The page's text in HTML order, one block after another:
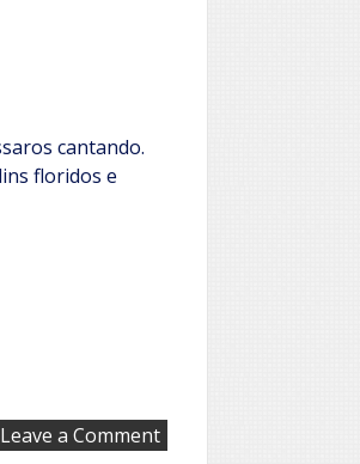
cantando.
floridos e
Leave a Commenton
Natureza